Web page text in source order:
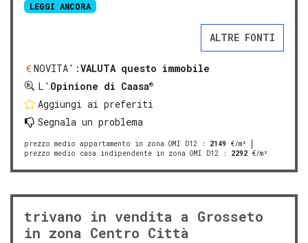
LEGGI ANCORA
ALTRE FONTI
NOVITA':VALUTA questo immobile
L' Opinione di Caasa®
Aggiungi ai preferiti
Segnala un problema
prezzo medio appartamento in zona OMI D12 : 2149 €/m²
prezzo medio casa indipendente in zona OMI D12 : 2292 €/m²
trivano in vendita a Grosseto
in zona Centro Città